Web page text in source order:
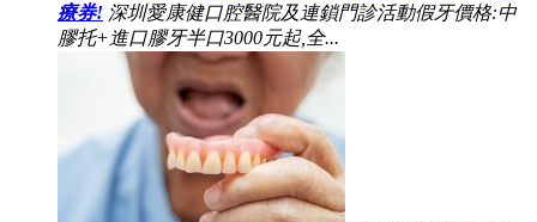
療券! 深圳愛康健口腔醫院及連鎖門診活動假牙價格:中
膠托+進口膠牙半口3000元起,全...